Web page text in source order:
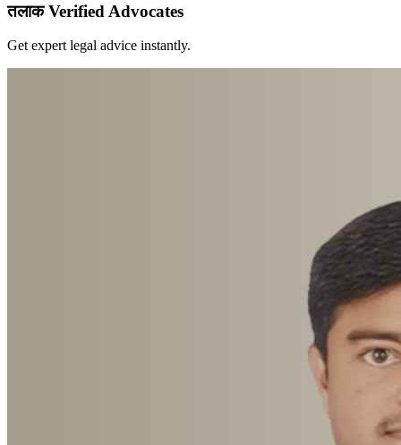
तलाक Verified Advocates
Get expert legal advice instantly.